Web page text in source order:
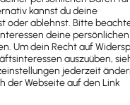
. Außerdem
Grund bis auf
vom EuGH gekippten
Allerdings